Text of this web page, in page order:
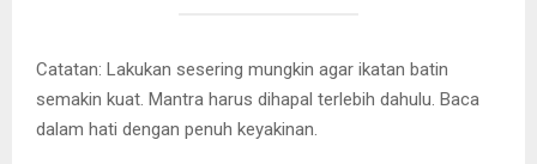
Catatan: Lakukan sesering mungkin agar ikatan batin
semakin kuat. Mantra harus dihapal terlebih dahulu. Baca
dalam hati dengan penuh keyakinan.